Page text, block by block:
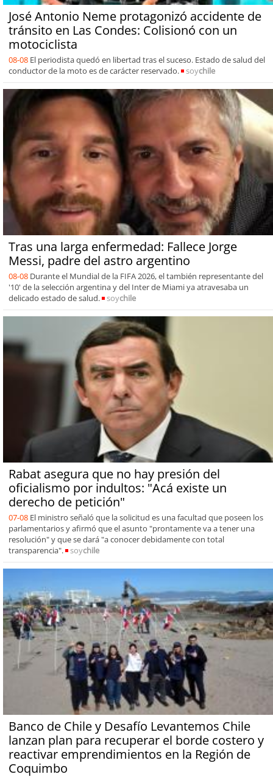
José Antonio Neme protagonizó accidente de
tránsito en Las Condes: Colisionó con un
motociclista
08-08 El periodista quedó en libertad tras el suceso. Estado de salud del
conductor de la moto es de carácter reservado.
soychile
Tras una larga enfermedad: Fallece Jorge
Messi, padre del astro argentino
08-08 Durante el Mundial de la FIFA 2026, el también representante del
'10' de la selección argentina y del Inter de Miami ya atravesaba un
delicado estado de salud.
soychile
Rabat asegura que no hay presión del
oficialismo por indultos: "Acá existe un
derecho de petición"
07-08 El ministro señaló que la solicitud es una facultad que poseen los
parlamentarios y afirmó que el asunto "prontamente va a tener una
resolución" y que se dará "a conocer debidamente con total
transparencia".
soychile
Banco de Chile y Desafío Levantemos Chile
lanzan plan para recuperar el borde costero y
reactivar emprendimientos en la Región de
Coquimbo